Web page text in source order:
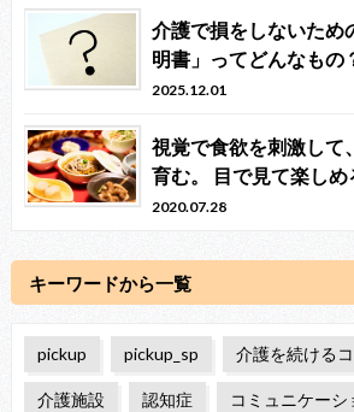
介護で損をしないため
明書」ってどんなもの
2025.12.01
視覚で食欲を刺激して
育む。 目で見て楽しめ
2020.07.28
キーワードから一覧
pickup pickup_sp 介護を続ける
介護施設 認知症 コミュニケーシ